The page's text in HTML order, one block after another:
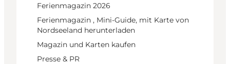
Ferienmagazin 2026
Ferienmagazin , Mini-Guide, mit Karte von
Nordseeland herunterladen
Magazin und Karten kaufen
Presse & PR